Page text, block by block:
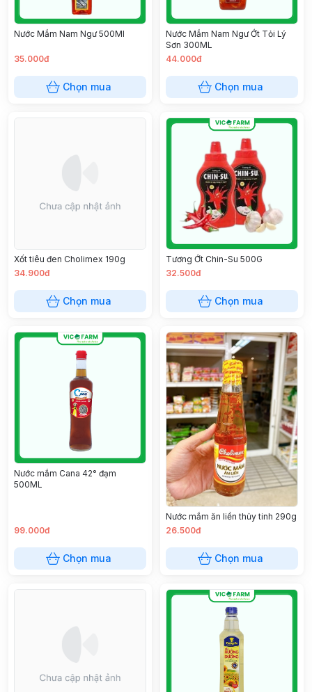
Nước Mắm Nam Ngư 500Ml
35.000đ
Chọn mua
Nước Mắm Nam Ngư Ớt Tỏi Lý
Sơn 300ML
44.000đ
Chọn mua
Xốt tiêu đen Cholimex 190g
34.900đ
Chọn mua
Tương Ớt Chin-Su 500G
32.500đ
Chọn mua
Nước mắm Cana 42° đạm
500ML
99.000đ
Chọn mua
Nước mắm ăn liền thủy tinh 290g
26.500đ
Chọn mua